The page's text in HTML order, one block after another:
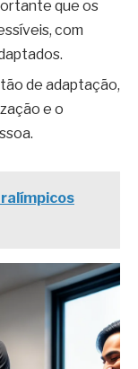
que os
com
de adaptação,
e o